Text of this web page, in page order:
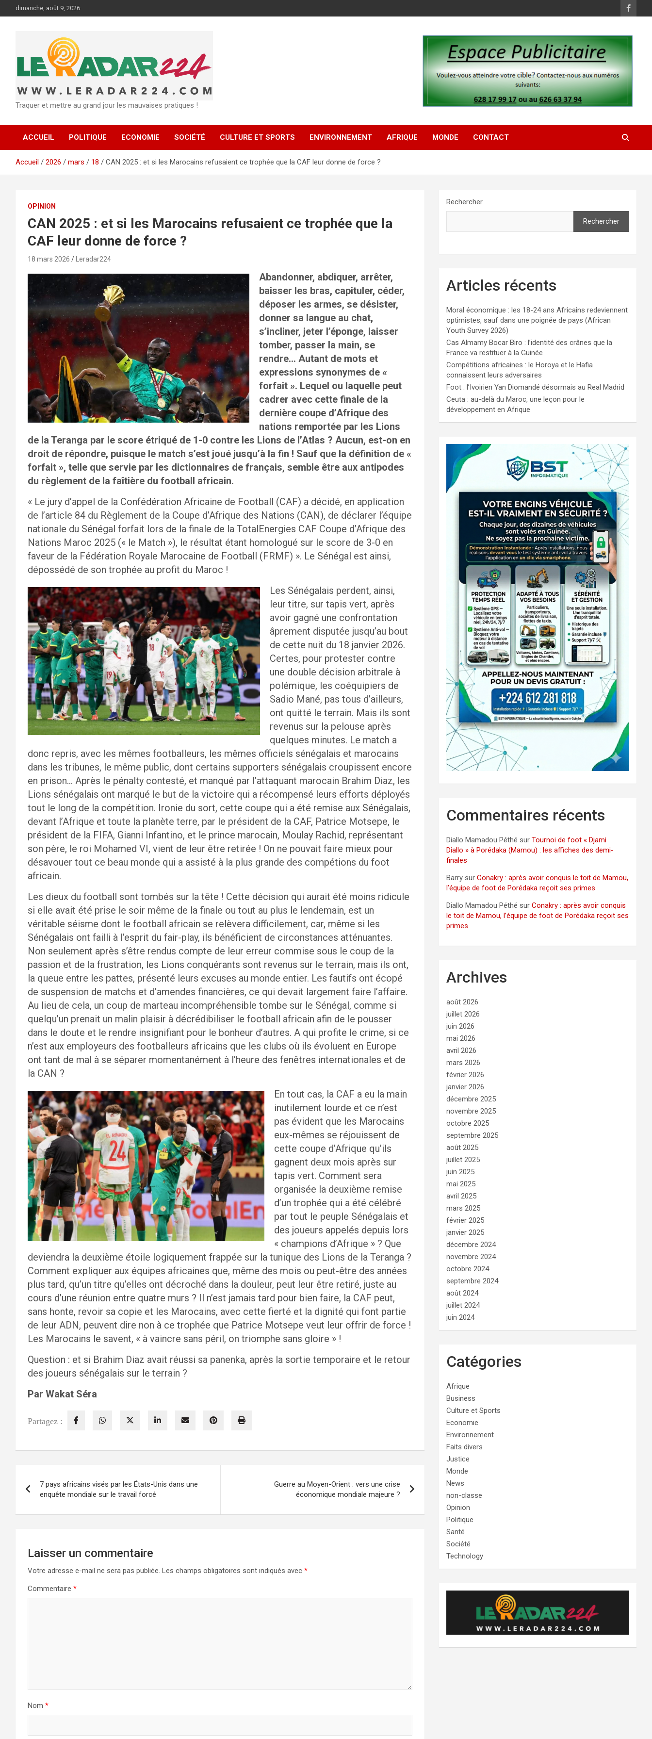
au
dimanche, août 9, 2026
Traquer et mettre au grand jour les mauvaises pratiques !
ACCUEIL POLITIQUE ECONOMIE SOCIÉTÉ CULTURE ET SPORTS ENVIRONNEMENT AFRIQUE MONDE CONTACT
Accueil 2026 mars 18 CAN 2025 : et si les Marocains refusaient ce trophée que la CAF leur donne de force ?
OPINION
CAN 2025 : et si les Marocains refusaient ce trophée que la
CAF leur donne de force ?
18 mars 2026 Leradar224
Abandonner, abdiquer, arrêter,
baisser les bras, capituler, céder,
déposer les armes, se désister,
donner sa langue au chat,
s’incliner, jeter l’éponge, laisser
tomber, passer la main, se
rendre… Autant de mots et
expressions synonymes de «
forfait ». Lequel ou laquelle peut
cadrer avec cette finale de la
dernière coupe d’Afrique des
nations remportée par les Lions
de la Teranga par le score étriqué de 1-0 contre les Lions de l’Atlas ? Aucun, est-on en
droit de répondre, puisque le match s’est joué jusqu’à la fin ! Sauf que la définition de «
forfait », telle que servie par les dictionnaires de français, semble être aux antipodes
du règlement de la faîtière du football africain.
« Le jury d’appel de la Confédération Africaine de Football (CAF) a décidé, en application
de l’article 84 du Règlement de la Coupe d’Afrique des Nations (CAN), de déclarer l’équipe
nationale du Sénégal forfait lors de la finale de la TotalEnergies CAF Coupe d’Afrique des
Nations Maroc 2025 (« le Match »), le résultat étant homologué sur le score de 3-0 en
faveur de la Fédération Royale Marocaine de Football (FRMF) ». Le Sénégal est ainsi,
dépossédé de son trophée au profit du Maroc !
Les Sénégalais perdent, ainsi,
leur titre, sur tapis vert, après
avoir gagné une confrontation
âprement disputée jusqu’au bout
de cette nuit du 18 janvier 2026.
Certes, pour protester contre
une double décision arbitrale à
polémique, les coéquipiers de
Sadio Mané, pas tous d’ailleurs,
ont quitté le terrain. Mais ils sont
revenus sur la pelouse après
quelques minutes. Le match a
donc repris, avec les mêmes footballeurs, les mêmes officiels sénégalais et marocains
dans les tribunes, le même public, dont certains supporters sénégalais croupissent encore
en prison… Après le pénalty contesté, et manqué par l’attaquant marocain Brahim Diaz, les
Lions sénégalais ont marqué le but de la victoire qui a récompensé leurs efforts déployés
tout le long de la compétition. Ironie du sort, cette coupe qui a été remise aux Sénégalais,
devant l’Afrique et toute la planète terre, par le président de la CAF, Patrice Motsepe, le
président de la FIFA, Gianni Infantino, et le prince marocain, Moulay Rachid, représentant
son père, le roi Mohamed VI, vient de leur être retirée ! On ne pouvait faire mieux pour
désavouer tout ce beau monde qui a assisté à la plus grande des compétions du foot
africain.
Les dieux du football sont tombés sur la tête ! Cette décision qui aurait été moins ridicule
si elle avait été prise le soir même de la finale ou tout au plus le lendemain, est un
véritable séisme dont le football africain se relèvera difficilement, car, même si les
Sénégalais ont failli à l’esprit du fair-play, ils bénéficient de circonstances atténuantes.
Non seulement après s’être rendus compte de leur erreur commise sous le coup de la
passion et de la frustration, les Lions conquérants sont revenus sur le terrain, mais ils ont,
la queue entre les pattes, présenté leurs excuses au monde entier. Les fautifs ont écopé
de suspension de matchs et d’amendes financières, ce qui devait largement faire l’affaire.
Au lieu de cela, un coup de marteau incompréhensible tombe sur le Sénégal, comme si
quelqu’un prenait un malin plaisir à décrédibiliser le football africain afin de le pousser
dans le doute et le rendre insignifiant pour le bonheur d’autres. A qui profite le crime, si ce
n’est aux employeurs des footballeurs africains que les clubs où ils évoluent en Europe
ont tant de mal à se séparer momentanément à l’heure des fenêtres internationales et de
la CAN ?
En tout cas, la CAF a eu la main
inutilement lourde et ce n’est
pas évident que les Marocains
eux-mêmes se réjouissent de
cette coupe d’Afrique qu’ils
gagnent deux mois après sur
tapis vert. Comment sera
organisée la deuxième remise
d’un trophée qui a été célébré
par tout le peuple Sénégalais et
des joueurs appelés depuis lors
« champions d’Afrique » ? Que
deviendra la deuxième étoile logiquement frappée sur la tunique des Lions de la Teranga ?
Comment expliquer aux équipes africaines que, même des mois ou peut-être des années
plus tard, qu’un titre qu’elles ont décroché dans la douleur, peut leur être retiré, juste au
cours d’une réunion entre quatre murs ? Il n’est jamais tard pour bien faire, la CAF peut,
sans honte, revoir sa copie et les Marocains, avec cette fierté et la dignité qui font partie
de leur ADN, peuvent dire non à ce trophée que Patrice Motsepe veut leur offrir de force !
Les Marocains le savent, « à vaincre sans péril, on triomphe sans gloire » !
Question : et si Brahim Diaz avait réussi sa panenka, après la sortie temporaire et le retour
des joueurs sénégalais sur le terrain ?
Par Wakat Séra
Partagez :
de
l’article
7 pays africains visés par les États-Unis dans une
enquête mondiale sur le travail forcé
Guerre au Moyen-Orient : vers une crise
économique mondiale majeure ?
Laisser un commentaire
Votre adresse e-mail ne sera pas publiée. Les champs obligatoires sont indiqués avec *
Commentaire *
Nom *
Rechercher
Rechercher
Articles récents
Moral économique : les 18-24 ans Africains redeviennent
optimistes, sauf dans une poignée de pays (African
Youth Survey 2026)
Cas Almamy Bocar Biro : l’identité des crânes que la
France va restituer à la Guinée
Compétitions africaines : le Horoya et le Hafia
connaissent leurs adversaires
Foot : l’Ivoirien Yan Diomandé désormais au Real Madrid
Ceuta : au-delà du Maroc, une leçon pour le
développement en Afrique
Commentaires récents
Diallo Mamadou Péthé surTournoi de foot « Djami
Diallo » à Porédaka (Mamou) : les affiches des demi-
finales
Barry surConakry : après avoir conquis le toit de Mamou,
l’équipe de foot de Porédaka reçoit ses primes
Diallo Mamadou Péthé surConakry : après avoir conquis
le toit de Mamou, l’équipe de foot de Porédaka reçoit ses
primes
Archives
août 2026
juillet 2026
juin 2026
mai 2026
avril 2026
mars 2026
février 2026
janvier 2026
décembre 2025
novembre 2025
octobre 2025
septembre 2025
août 2025
juillet 2025
juin 2025
mai 2025
avril 2025
mars 2025
février 2025
janvier 2025
décembre 2024
novembre 2024
octobre 2024
septembre 2024
août 2024
juillet 2024
juin 2024
Catégories
Afrique
Business
Culture et Sports
Economie
Environnement
Faits divers
Justice
Monde
News
non-classe
Opinion
Politique
Santé
Société
Technology